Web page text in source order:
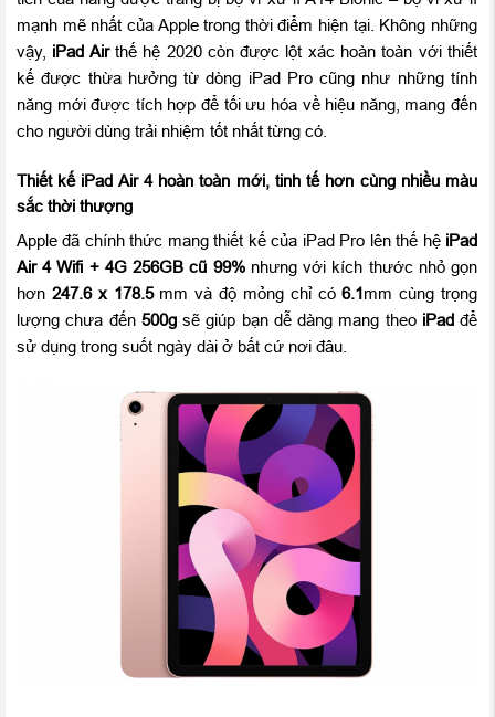
mạnh mẽ nhất của Apple trong thời điểm hiện tại. Không những
vậy, iPad Airthế hệ 2020 còn được lột xác hoàn toàn với thiết
kế được thừa hưởng từ dòng iPad Pro cũng như những tính
năng mới được tích hợp để tối ưu hóa về hiệu năng, mang đến
cho người dùng trải nhiệm tốt nhất từng có.
Thiết kế iPad Air 4 hoàn toàn mới, tinh tế hơn cùng nhiều màu
sắc thời thượng
Apple đã chính thức mang thiết kế của iPad Pro lên thế hệ iPad
Air 4 Wifi + 4G 256GB cũ 99%nhưng với kích thước nhỏ gọn
hơn 247.6 x 178.5mm và độ mỏng chỉ có6.1mm cùng trọng
lượng chưa đến 500gsẽ giúp bạn dễ dàng mang theo iPadđể
sử dụng trong suốt ngày dài ở bất cứ nơi đâu.